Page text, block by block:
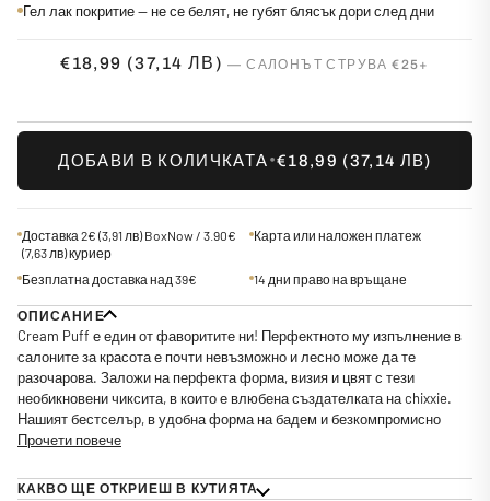
Гел лак покритие — не се белят, не губят блясък дори след дни
€18,99 (37,14 ЛВ)
ДОБАВИ В КОЛИЧКАТА•€18,99 (37,14 ЛВ)
Доставка 2€ (3,91 лв)BoxNow / 3.90€
(7,63 лв)куриер
Карта или наложен платеж
Безплатна доставка над 39€ 14 дни право на връщане
ОПИСАНИЕ
Cream Puff е един от фаворитите ни! Перфектното му изпълнение в
салоните за красота е почти невъзможно и лесно може да те
разочарова. Заложи на перфекта форма, визия и цвят с тези
необикновени чиксита, в които е влюбена създателката на chixxie.
Нашият бестселър, в удобна форма на бадем и безкомпромисно
Прочети повече
КАКВО ЩЕ ОТКРИЕШ В КУТИЯТА